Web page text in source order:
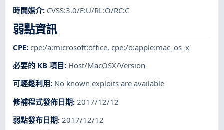
時間媒介: CVSS:3.0/E:U/RL:O/RC:C
弱點資訊
CPE:cpe:/a:microsoft:office,cpe:/o:apple:mac_os_x
必要的 KB 項目: Host/MacOSX/Version
可輕鬆利用: No known exploits are available
修補程式發佈日期: 2017/12/12
弱點發布日期:2017/12/12